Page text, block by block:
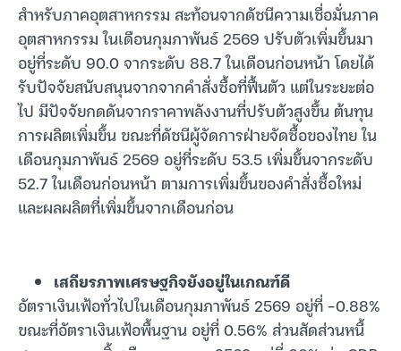
สำหรับภาคอุตสาหกรรม สะท้อนจากดัชนีความเชื่อมั่นภาค
อุตสาหกรรม ในเดือนกุมภาพันธ์ 2569 ปรับตัวเพิ่มขึ้นมา
อยู่ที่ระดับ 90.0 จากระดับ 88.7 ในเดือนก่อนหน้า โดยได้
รับปัจจัยสนับสนุนจากจากคำสั่งซื้อที่ฟื้นตัว แต่ในระยะต่อ
ไป มีปัจจัยกดดันจากราคาพลังงานที่ปรับตัวสูงขึ้น ต้นทุน
การผลิตเพิ่มขึ้น ขณะที่ดัชนีผู้จัดการฝ่ายจัดซื้อของไทย ใน
เดือนกุมภาพันธ์ 2569 อยู่ที่ระดับ 53.5 เพิ่มขึ้นจากระดับ
52.7 ในเดือนก่อนหน้า ตามการเพิ่มขึ้นของคำสั่งซื้อใหม่
และผลผลิตที่เพิ่มขึ้นจากเดือนก่อน
เสถียรภาพเศรษฐกิจยังอยู่ในเกณฑ์ดี
อัตราเงินเฟ้อทั่วไปในเดือนกุมภาพันธ์ 2569 อยู่ที่ -0.88%
ขณะที่อัตราเงินเฟ้อพื้นฐาน อยู่ที่ 0.56% ส่วนสัดส่วนหนี้